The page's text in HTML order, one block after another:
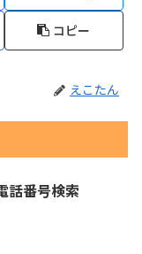
コピー
えこたん
話番号検索